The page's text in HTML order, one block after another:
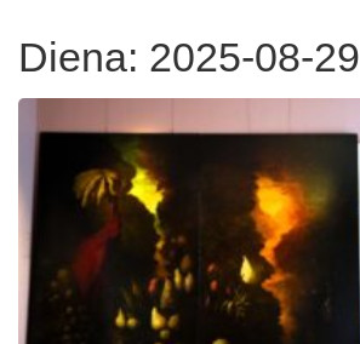
Diena: 2025-08-29